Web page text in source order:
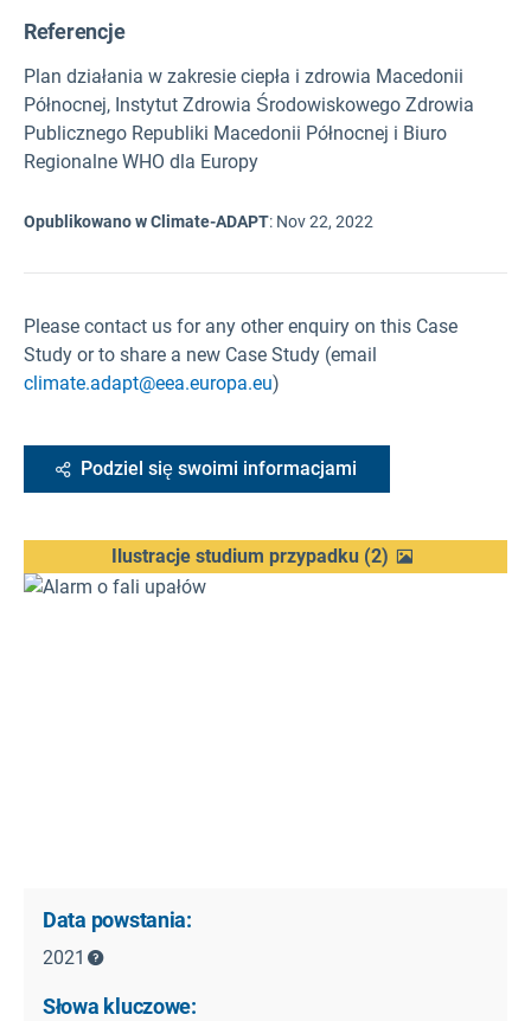
Referencje
Plan działania w zakresie ciepła i zdrowia Macedonii
Północnej, Instytut Zdrowia Środowiskowego Zdrowia
Publicznego Republiki Macedonii Północnej i Biuro
Regionalne WHO dla Europy
Opublikowano w Climate-ADAPT: Nov 22, 2022
Please contact us for any other enquiry on this Case
Study or to share a new Case Study (email
climate.adapt@eea.europa.eu)
Podziel się swoimi informacjami
Ilustracje studium przypadku(2)
Data powstania:
2021
Słowa kluczowe: